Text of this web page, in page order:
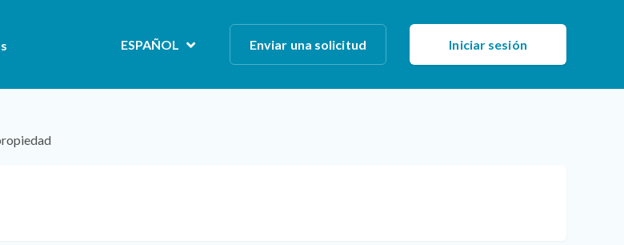
ESPAÑOL Enviar una solicitud Iniciar sesión